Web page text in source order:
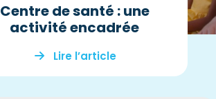
Centre de santé : une
activité encadrée
Lire l’article